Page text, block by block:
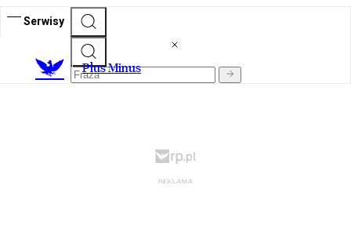
Serwisy
Plus Minus